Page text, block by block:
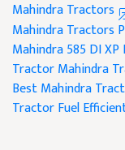
Mahindra Tractors
Mahindra Tractors
Mahindra 585 DI
TractorMahindra
Best Mahindra
TractorFuel